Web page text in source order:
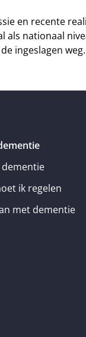
en recente
nationaal
ingeslagen
dementie
ik regelen
met dementie